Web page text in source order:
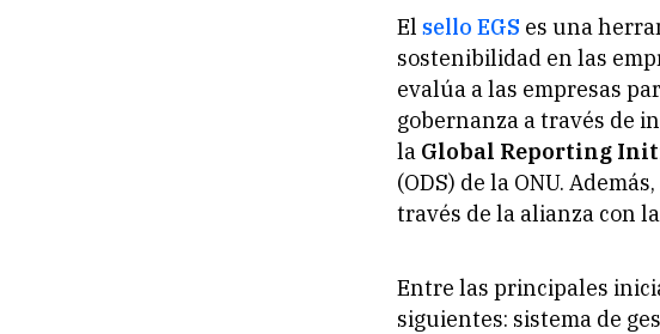
El sello EGS es una
sostenibilidad en las
evalúa a las empresas
gobernanza a través de
la Global Reporting
(ODS) de la ONU.
través de la alianza con
Entre las principales
siguientes: sistema de